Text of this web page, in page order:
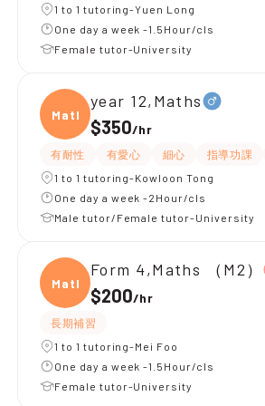
1 to 1 tutoring-Yuen Long
One day a week -1.5Hour/cls
Female tutor-University
Maths
year 12,Maths
$350/hr
有耐性 有愛心 細心 指導功課
1 to 1 tutoring-Kowloon Tong
One day a week -2Hour/cls
Male tutor/Female tutor-University
Maths
Form 4,Maths （M2）
$200/hr
長期補習
1 to 1 tutoring-Mei Foo
One day a week -1.5Hour/cls
Female tutor-University